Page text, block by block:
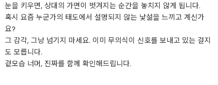
눈을 키우면, 상대의 가면이 벗겨지는 순간을 놓치지 않게 됩니다.
혹시 요즘 누군가의 태도에서 설명되지 않는 낯섦을 느끼고 계신가
요?
그 감각, 그냥 넘기지 마세요. 이미 무의식이 신호를 보내고 있는 걸지
도 모릅니다.
겉모습 너머, 진짜를 함께 확인해드립니다.